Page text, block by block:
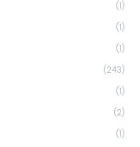
(1)
(1)
(1)
(243)
(1)
(2)
(1)